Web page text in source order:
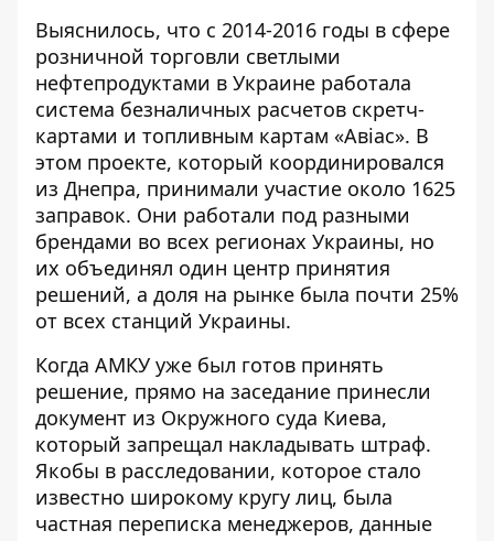
Выяснилось, что с 2014-2016 годы в сфере
розничной торговли светлыми
нефтепродуктами в Украине работала
система безналичных расчетов скретч-
картами и топливным картам «Авіас». В
этом проекте, который координировался
из Днепра, принимали участие около 1625
заправок. Они работали под разными
брендами во всех регионах Украины, но
их объединял один центр принятия
решений, а доля на рынке была почти 25%
от всех станций Украины.
Когда АМКУ уже был готов принять
решение, прямо на заседание принесли
документ из Окружного суда Киева,
который запрещал накладывать штраф.
Якобы в расследовании, которое стало
известно широкому кругу лиц, была
частная переписка менеджеров, данные